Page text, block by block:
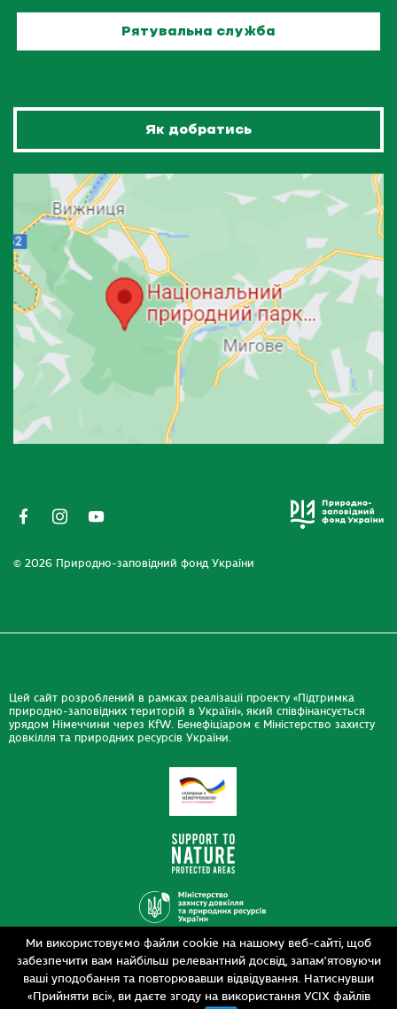
Ми використовуємо файли cookie на нашому веб-сайті, щоб
забезпечити вам найбільш релевантний досвід, запам’ятовуючи
ваші уподобання та повторювавши відвідування. Натиснувши
«Прийняти всі», ви даєте згоду на використання УСІХ файлів
Рятувальна служба
Як добратись
© 2026 Природно-заповідний фонд України
Цей сайт розроблений в рамках реалізації проекту «Підтримка
природно-заповідних територій в Україні», який співфінансується
урядом Німеччини через KfW. Бенефіціаром є Міністерство захисту
довкілля та природних ресурсів України.
Дизайн
Розробка
siteGist